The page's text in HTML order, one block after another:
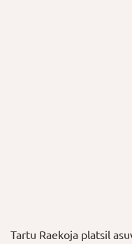
Tartu Raekoja platsil